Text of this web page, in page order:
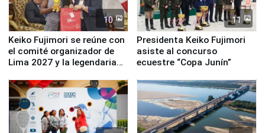
10
Keiko Fujimori se reúne con
el comité organizador de
Lima 2027 y la legendaria
11
Presidenta Keiko Fujimori
asiste al concurso
ecuestre “Copa Junín”